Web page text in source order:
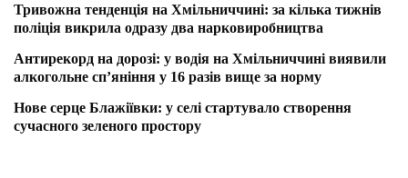
Тривожна тенденція на Хмільниччині: за кілька тижнів
поліція викрила одразу два нарковиробництва
Антирекорд на дорозі: у водія на Хмільниччині виявили
алкогольне сп’яніння у 16 разів вище за норму
Нове серце Блажіївки: у селі стартувало створення
сучасного зеленого простору